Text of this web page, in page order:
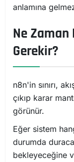
anlamına
Ne Zaman
Gerekir?
n8n'in sınırı,
çıkıp karar
görünür.
Eğer sistem
durumda
bekleyeceğine